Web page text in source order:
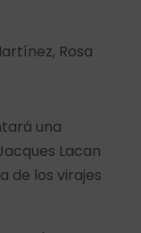
Rosa
una
Lacan
de los virajes